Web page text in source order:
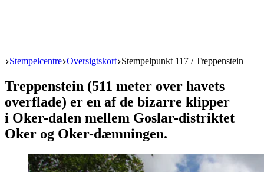
Start
Stempelcentre Oversigtskort Stempelpunkt 117 / Treppenstein
Treppenstein (511 meter over havets
overflade) er en af de bizarre klipper
i Oker-dalen mellem Goslar-distriktet
Oker og Oker-dæmningen.